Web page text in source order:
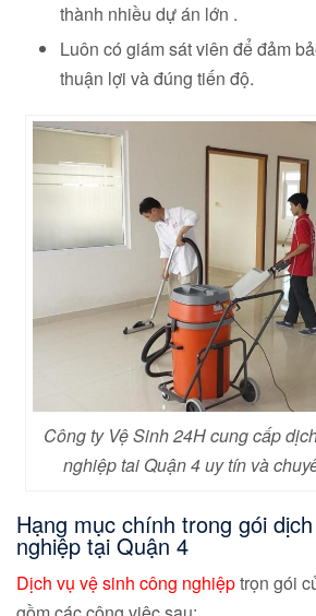
thành nhiều dự án lớn .
Luôn có giám sát viên để đảm
thuận lợi và đúng tiến độ.
Công ty Vệ Sinh 24H cung cấp
nghiệp tai Quận 4 uy tín và
Hạng mục chính trong gói
nghiệp tại Quận 4
Dịch vụ vệ sinh công nghiệptrọn gói